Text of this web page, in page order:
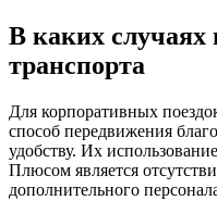
В каких случаях
транспорта
Для корпоративных
способ передвижения
удобству. Их
Плюсом является
дополнительного